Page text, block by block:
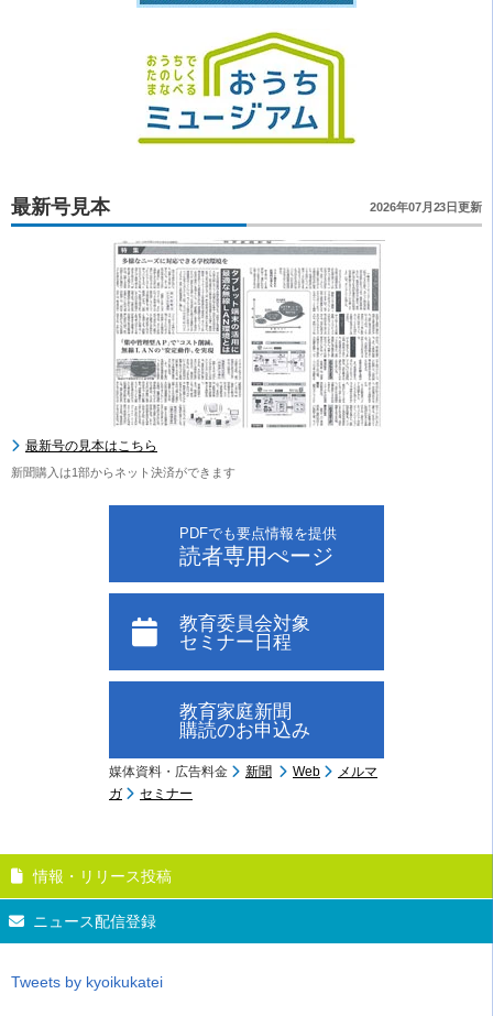
最新号見本 2026年07月23日更新
最新号の見本はこちら
新聞購入は1部からネット決済ができます
PDFでも要点情報を提供
読者専用ぺージ
教育委員会対象
セミナー日程
教育家庭新聞
購読のお申込み
媒体資料・広告料金 新聞 Web
メルマ
ガ
セミナー
情報・リリース投稿
ニュース配信登録
Tweets by kyoikukatei